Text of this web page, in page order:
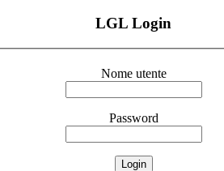
LGL Login
Nome utente
Password